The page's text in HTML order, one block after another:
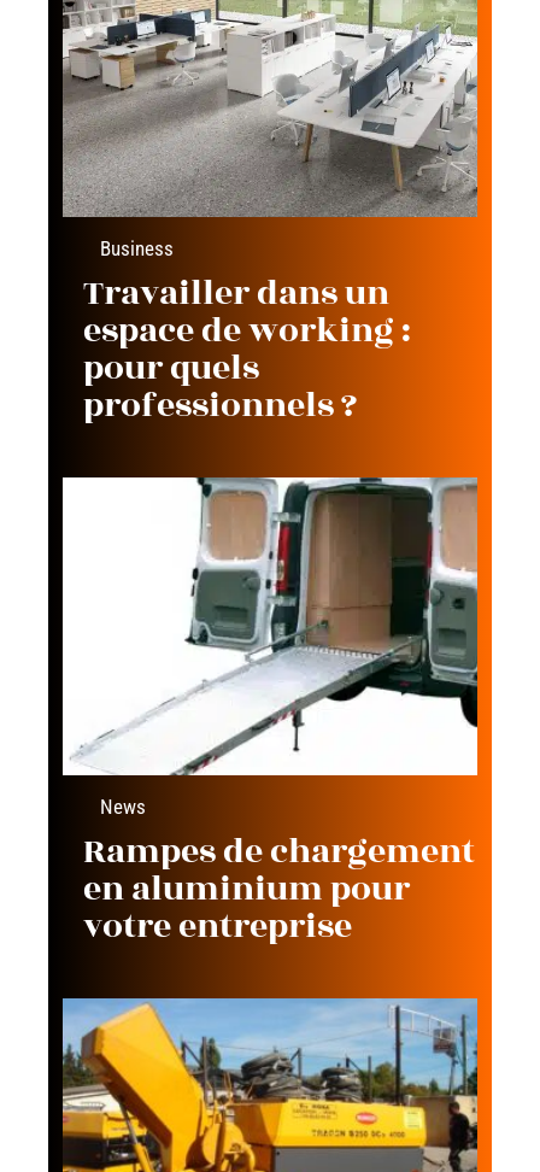
Business
Travailler dans un
espace de working :
pour quels
professionnels ?
News
Rampes de chargement
en aluminium pour
votre entreprise